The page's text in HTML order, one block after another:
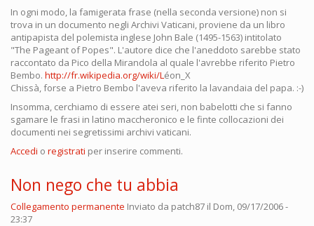
In ogni modo, la famigerata frase (nella seconda versione) non si
trova in un documento negli Archivi Vaticani, proviene da un libro
antipapista del polemista inglese John Bale (1495-1563) intitolato
"The Pageant of Popes". L'autore dice che l'aneddoto sarebbe stato
raccontato da Pico della Mirandola al quale l'avrebbe riferito Pietro
Bembo. http://fr.wikipedia.org/wiki/Léon_X
Chissà, forse a Pietro Bembo l'aveva riferito la lavandaia del papa. :-)
Insomma, cerchiamo di essere atei seri, non babelotti che si fanno
sgamare le frasi in latino maccheronico e le finte collocazioni dei
documenti nei segretissimi archivi vaticani.
Accedi o registrati per inserire commenti.
Non nego che tu abbia
Collegamento permanente Inviato da patch87 il Dom, 09/17/2006 -
23:37